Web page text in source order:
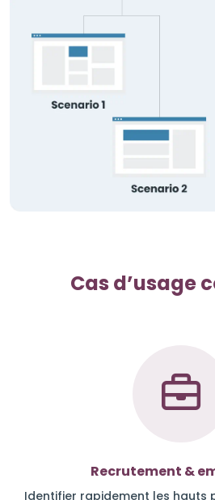
Cas d’usage
Recrutement &
Identifier rapidement les hauts